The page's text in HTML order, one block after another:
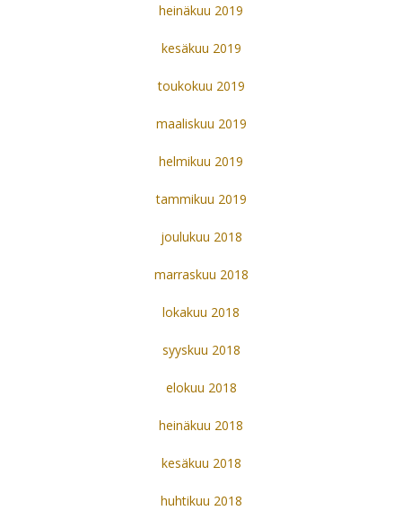
heinäkuu 2019
kesäkuu 2019
toukokuu 2019
maaliskuu 2019
helmikuu 2019
tammikuu 2019
joulukuu 2018
marraskuu 2018
lokakuu 2018
syyskuu 2018
elokuu 2018
heinäkuu 2018
kesäkuu 2018
huhtikuu 2018